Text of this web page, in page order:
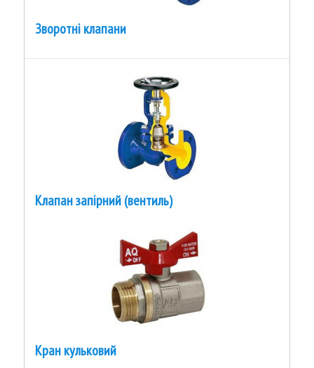
Зворотні клапани
Клапан запірний (вентиль)
Кран кульковий